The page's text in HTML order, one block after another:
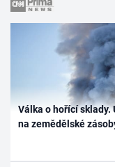
Válka o hořící
na zemědělské